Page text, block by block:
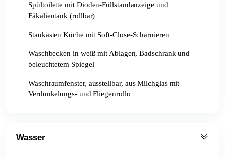
Spültoilette mit Dioden-Füllstandanzeige und
Fäkalientank (rollbar)
Staukästen Küche mit Soft-Close-Scharnieren
Waschbecken in weiß mit Ablagen, Badschrank und
beleuchtetem Spiegel
Waschraumfenster, ausstellbar, aus Milchglas mit
Verdunkelungs- und Fliegenrollo
Wasser